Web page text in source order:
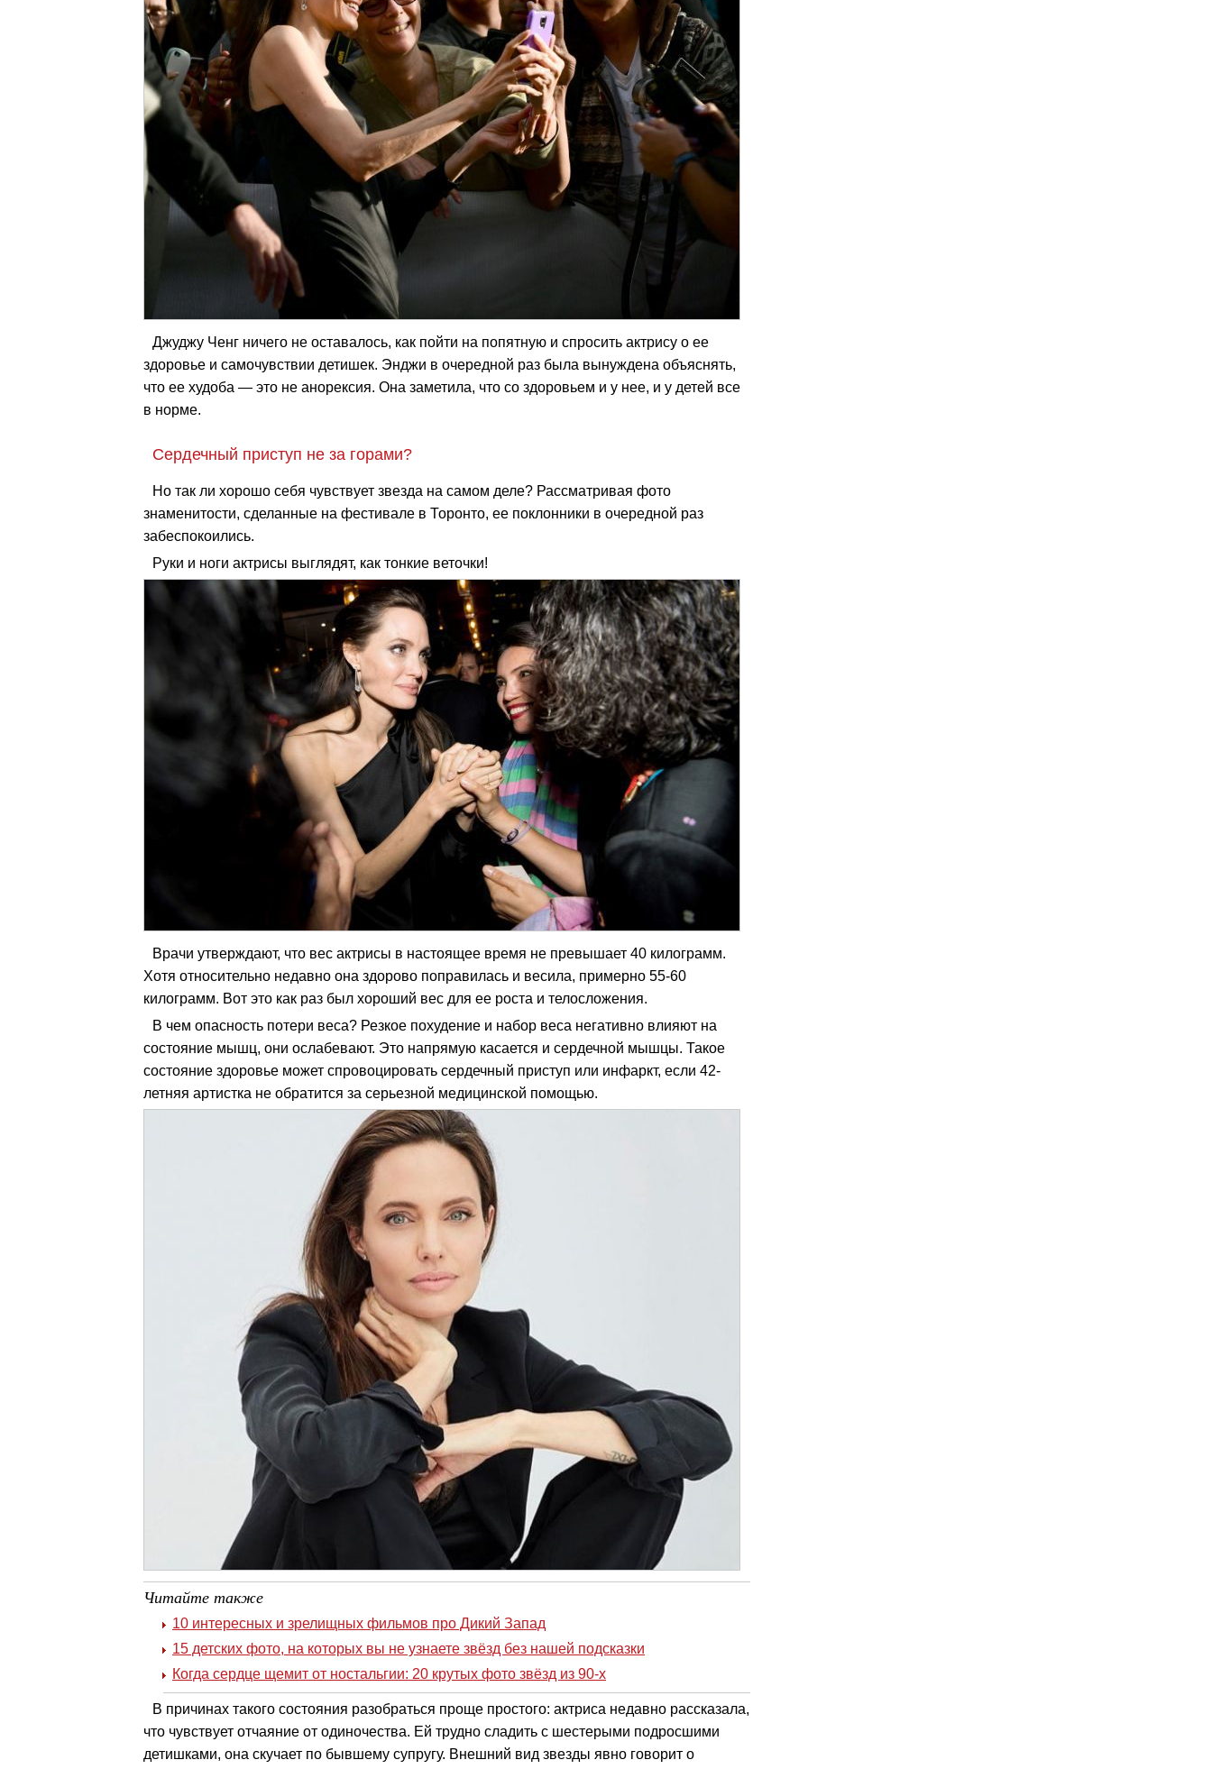
Джуджу Ченг ничего не оставалось, как пойти на попятную и спросить актрису о ее
здоровье и самочувствии детишек. Энджи в очередной раз была вынуждена объяснять,
что ее худоба — это не анорексия. Она заметила, что со здоровьем и у нее, и у детей все
в норме.
Сердечный приступ не за горами?
Но так ли хорошо себя чувствует звезда на самом деле? Рассматривая фото
знаменитости, сделанные на фестивале в Торонто, ее поклонники в очередной раз
забеспокоились.
Руки и ноги актрисы выглядят, как тонкие веточки!
Врачи утверждают, что вес актрисы в настоящее время не превышает 40 килограмм.
Хотя относительно недавно она здорово поправилась и весила, примерно 55-60
килограмм. Вот это как раз был хороший вес для ее роста и телосложения.
В чем опасность потери веса? Резкое похудение и набор веса негативно влияют на
состояние мышц, они ослабевают. Это напрямую касается и сердечной мышцы. Такое
состояние здоровье может спровоцировать сердечный приступ или инфаркт, если 42-
летняя артистка не обратится за серьезной медицинской помощью.
Читайте также
10 интересных и зрелищных фильмов про Дикий Запад
15 детских фото, на которых вы не узнаете звёзд без нашей подсказки
Когда сердце щемит от ностальгии: 20 крутых фото звёзд из 90-х
В причинах такого состояния разобраться проще простого: актриса недавно рассказала,
что чувствует отчаяние от одиночества. Ей трудно сладить с шестерыми подросшими
детишками, она скучает по бывшему супругу. Внешний вид звезды явно говорит о